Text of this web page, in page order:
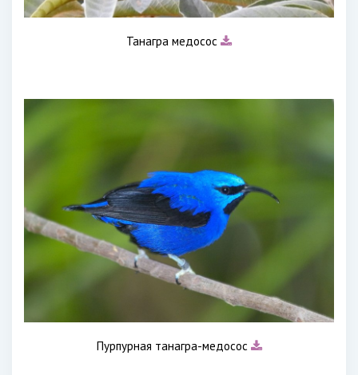
Танагра медосос
Пурпурная танагра-медосос